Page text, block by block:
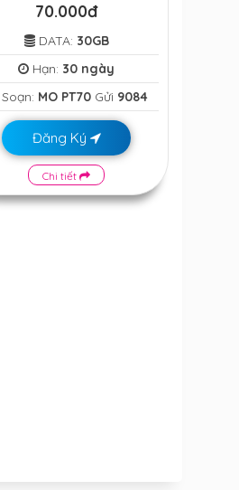
70.000đ
DATA: 30GB
Hạn: 30 ngày
MO PT70Gửi 9084
Đăng Ký
Chi tiết